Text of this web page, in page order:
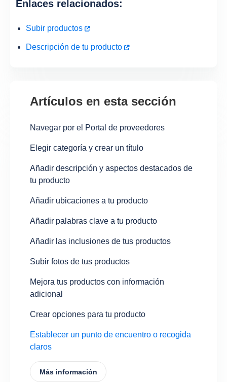
Enlaces relacionados:
Subir productos
Descripción de tu producto
Artículos en esta sección
Navegar por el Portal de proveedores
Elegir categoría y crear un título
Añadir descripción y aspectos destacados de
tu producto
Añadir ubicaciones a tu producto
Añadir palabras clave a tu producto
Añadir las inclusiones de tus productos
Subir fotos de tus productos
Mejora tus productos con información
adicional
Crear opciones para tu producto
Establecer un punto de encuentro o recogida
claros
Más información